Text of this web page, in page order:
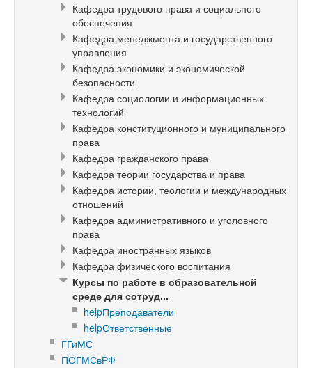
Кафедра трудового права и социального
обеспечения
Кафедра менеджмента и государственного
управления
Кафедра экономики и экономической
безопасности
Кафедра социологии и информационных
технологий
Кафедра конституционного и муниципального
права
Кафедра гражданского права
Кафедра теории государства и права
Кафедра истории, теологии и международных
отношений
Кафедра административного и уголовного
права
Кафедра иностранных языков
Кафедра физического воспитания
Курсы по работе в образовательной
среде для сотруд...
helpПреподаватели
helpОтветственные
ГГиМС
ПОГМСвРФ